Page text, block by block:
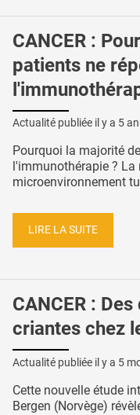
CANCER :
patients ne
Actualité publiée il y a 5
Pourquoi la majorité
l'immunothérapie ? La
microenvironnement
LIRE LA SUITE
CANCER :
criantes chez
Actualité publiée il y a 5
Cette nouvelle étude
Bergen (Norvège)